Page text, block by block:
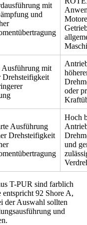
mit
und
Ausführung mit
Drehsteifigkeit
oder
Ausführung
Drehsteifigkeit
Hoch
und
T-PUR sind farblich
entspricht 92 Shore A,
der Auswahl sollten
und